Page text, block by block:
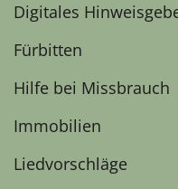
Digitales
Fürbitten
Hilfe bei Missbrauch
Immobilien
Liedvorschläge